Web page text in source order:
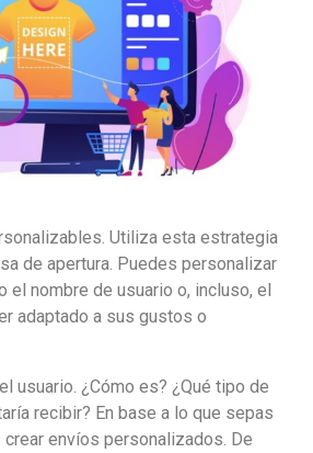
Utiliza esta estrategia
de apertura. Puedes personalizar
el nombre de usuario o, incluso, el
adaptado a sus gustos o
usuario. ¿Cómo es? ¿Qué tipo de
recibir? En base a lo que sepas
envíos personalizados. De